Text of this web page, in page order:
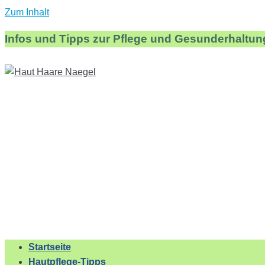
Zum Inhalt
Infos und Tipps zur Pflege und
Startseite
Hautpflege-Tipps